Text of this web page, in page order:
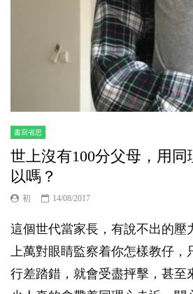
書寫省思
世上沒有100分父母，用
以嗎？
初 14/08/2017
這個世代當家長，有說不出的壓
上萬對眼睛監察着你怎樣教仔，
行差踏錯，就會受盡抨擊，甚至